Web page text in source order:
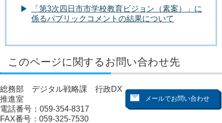
「第3次四日市市学校教育ビジョン（素案）」に
係るパブリックコメントの結果について
このページに関するお問い合わせ先
総務部 デジタル戦略課 行政DX
推進室
電話番号：059-354-8317
FAX番号：059-325-7530